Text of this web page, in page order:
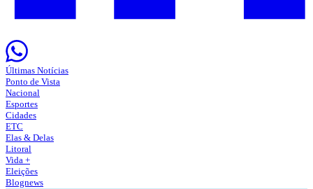
Últimas Notícias
Ponto de Vista
Nacional
Esportes
Cidades
ETC
Elas & Delas
Litoral
Vida +
Eleições
Blognews